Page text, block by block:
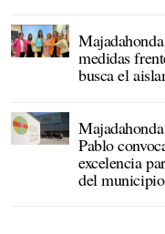
medidas
busca el
Pablo
excelencia
del municipio